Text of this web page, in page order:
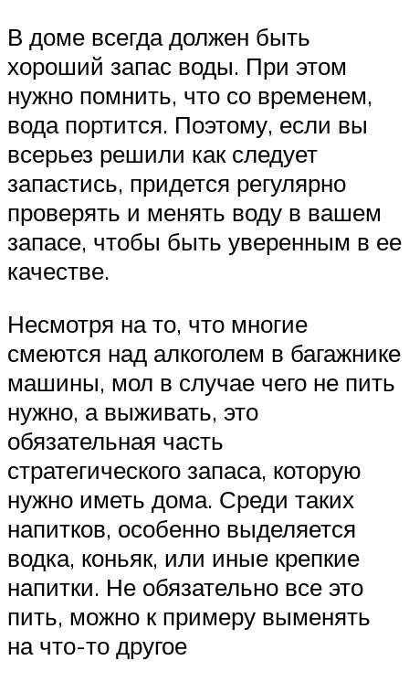
В доме всегда должен быть
хороший запас воды. При этом
нужно помнить, что со временем,
вода портится. Поэтому, если вы
всерьез решили как следует
запастись, придется регулярно
проверять и менять воду в вашем
запасе, чтобы быть уверенным в ее
качестве.
Несмотря на то, что многие
смеются над алкоголем в багажнике
машины, мол в случае чего не пить
нужно, а выживать, это
обязательная часть
стратегического запаса, которую
нужно иметь дома. Среди таких
напитков, особенно выделяется
водка, коньяк, или иные крепкие
напитки. Не обязательно все это
пить, можно к примеру выменять
на что-то другое